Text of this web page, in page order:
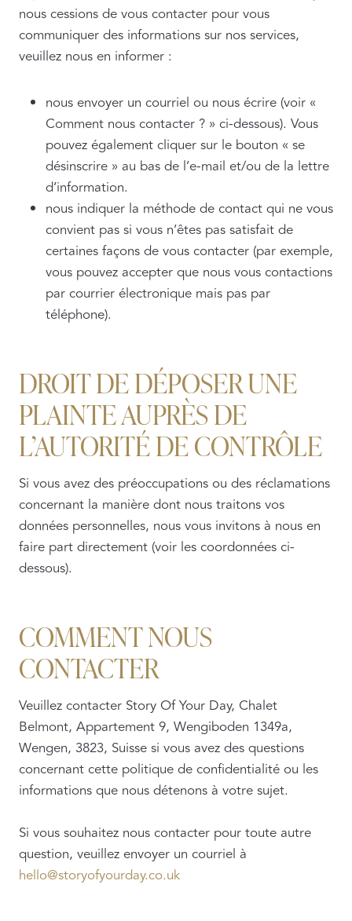
nous cessions de vous contacter pour vous
communiquer des informations sur nos services,
veuillez nous en informer :
nous envoyer un courriel ou nous écrire (voir «
Comment nous contacter ? » ci-dessous). Vous
pouvez également cliquer sur le bouton « se
désinscrire » au bas de l’e-mail et/ou de la lettre
d’information.
nous indiquer la méthode de contact qui ne vous
convient pas si vous n’êtes pas satisfait de
certaines façons de vous contacter (par exemple,
vous pouvez accepter que nous vous contactions
par courrier électronique mais pas par
téléphone).
DROIT DE DÉPOSER UNE
PLAINTE AUPRÈS DE
L’AUTORITÉ DE CONTRÔLE
Si vous avez des préoccupations ou des réclamations
concernant la manière dont nous traitons vos
données personnelles, nous vous invitons à nous en
faire part directement (voir les coordonnées ci-
dessous).
COMMENT NOUS
CONTACTER
Veuillez contacter Story Of Your Day, Chalet
Belmont, Appartement 9, Wengiboden 1349a,
Wengen, 3823, Suisse si vous avez des questions
concernant cette politique de confidentialité ou les
informations que nous détenons à votre sujet.
Si vous souhaitez nous contacter pour toute autre
question, veuillez envoyer un courriel à
hello@storyofyourday.co.uk